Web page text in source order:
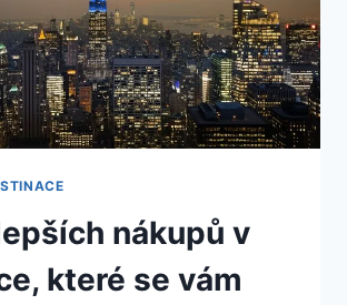
nákupů v
které se vám